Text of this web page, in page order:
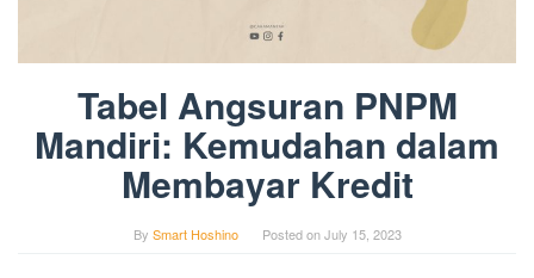
Tabel Angsuran PNPM
Mandiri: Kemudahan dalam
Membayar Kredit
By Smart Hoshino Posted onJuly 15, 2023